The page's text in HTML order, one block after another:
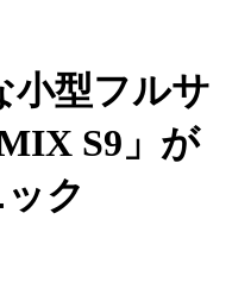
小型フルサ
S9」が
ク